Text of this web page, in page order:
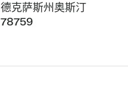
德克萨斯州奥斯汀
78759